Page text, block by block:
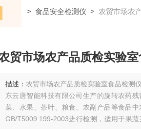
> > 食品安全检测仪 > 农贸市场农
贸市场农产品质检实验
描述： 农贸市场农产品质检实验室食品检测
东云唐智能科技有限公司生产的旋转农药
菜、水果、茶叶、粮食、农副产品等食品
GB/T5009.199-2003进行检测，适用于果蔬